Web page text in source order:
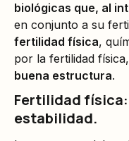
biológicas que, al
en conjunto a su
fertilidad física,
por la fertilidad
buena estructura.
Fertilidad
estabilidad.